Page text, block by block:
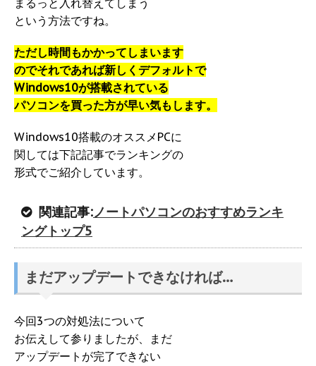
まるっと入れ替えてしまう
という方法ですね。
ただし時間もかかってしまいます
のでそれであれば新しくデフォルトで
Windows10が搭載されている
パソコンを買った方が早い気もします。
Windows10搭載のオススメPCに
関しては下記記事でランキングの
形式でご紹介しています。
関連記事:ノートパソコンのおすすめランキ
ングトップ5
まだアップデートできなければ…
今回3つの対処法について
お伝えして参りましたが、まだ
アップデートが完了できない